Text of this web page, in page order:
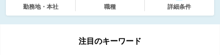
勤務地・本社 職種 詳細条件
注目のキーワード